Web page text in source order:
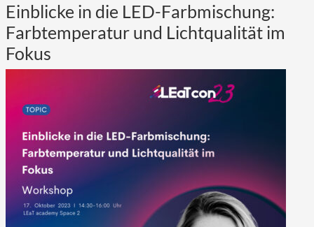
Einblicke in die LED-Farbmischung:
Farbtemperatur und Lichtqualität im
Fokus